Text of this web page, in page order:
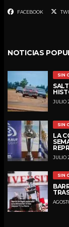
FACEBOOK
NOTICIAS
SIN
JULIO
SIN
LA
JULIO
SIN